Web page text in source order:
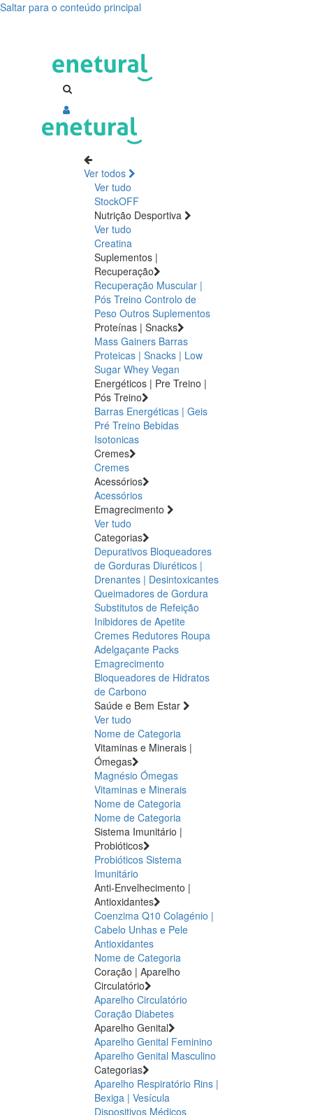
Saltar para o conteúdo principal
ansiedade,
ansiedade
Ver todos
Ver tudo
StockOFF
Nutrição Desportiva
Ver tudo
Creatina
Suplementos |
Recuperação
Recuperação Muscular |
Pós Treino Controlo de
Peso Outros Suplementos
Proteínas | Snacks
Mass Gainers Barras
Proteicas | Snacks | Low
Sugar Whey Vegan
Energéticos | Pre Treino |
Pós Treino
Barras Energéticas | Geis
Pré Treino Bebidas
Isotonicas
Cremes
Cremes
Acessórios
Acessórios
Emagrecimento
Ver tudo
Categorias
Depurativos Bloqueadores
de Gorduras Diuréticos |
Drenantes | Desintoxicantes
Queimadores de Gordura
Substitutos de Refeição
Inibidores de Apetite
Cremes Redutores Roupa
Adelgaçante Packs
Emagrecimento
Bloqueadores de Hidratos
de Carbono
Saúde e Bem Estar
Ver tudo
Nome de Categoria
Vitaminas e Minerais |
Ómegas
Magnésio Ómegas
Vitaminas e Minerais
Nome de Categoria
Nome de Categoria
Sistema Imunitário |
Probióticos
Probióticos Sistema
Imunitário
Anti-Envelhecimento |
Antioxidantes
Coenzima Q10 Colagénio |
Cabelo Unhas e Pele
Antioxidantes
Nome de Categoria
Coração | Aparelho
Circulatório
Aparelho Circulatório
Coração Diabetes
Aparelho Genital
Aparelho Genital Feminino
Aparelho Genital Masculino
Categorias
Aparelho Respiratório Rins |
Bexiga | Vesícula
Dispositivos Médicos